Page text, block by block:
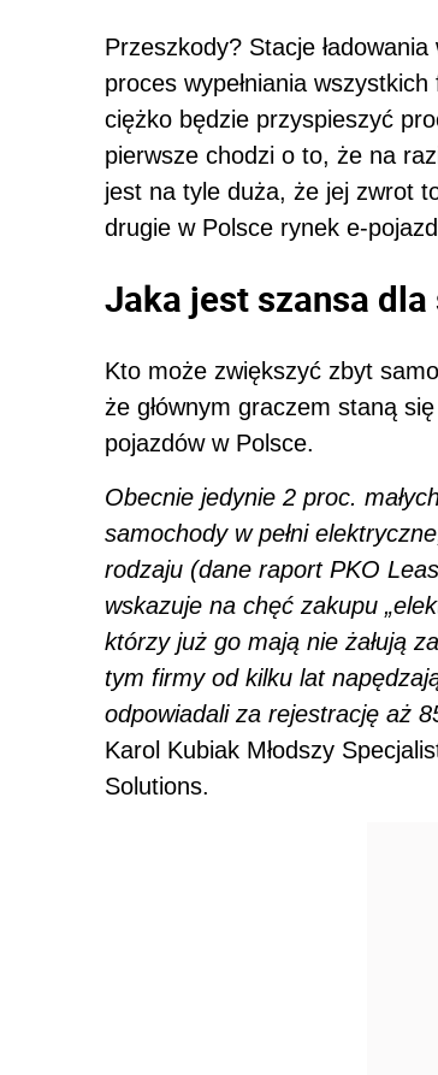
Przeszkody? Stacje
proces wypełniania
ciężko będzie przyspieszyć
pierwsze chodzi o to, że na
jest na tyle duża, że jej zwrot
drugie w Polsce rynek e-
Jaka jest szansa
Kto może zwiększyć zbyt
że głównym graczem staną
pojazdów w Polsce.
Obecnie jedynie 2 proc.
samochody w pełni
rodzaju (dane raport PKO
wskazuje na chęć zakupu
którzy już go mają nie żałują
tym firmy od kilku lat
odpowiadali za rejestrację aż
Karol Kubiak Młodszy
Solutions.